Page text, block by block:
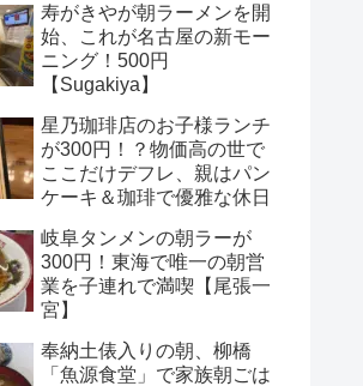
寿がきやが朝ラーメンを開
始、これが名古屋の新モー
ニング！500円
【Sugakiya】
星乃珈琲店のお子様ランチ
が300円！？物価高の世で
ここだけデフレ、親はパン
ケーキ＆珈琲で優雅な休日
岐阜タンメンの朝ラーが
300円！東海で唯一の朝営
業を子連れで満喫【尾張一
宮】
奉納土俵入りの朝、柳橋
「魚源食堂」で家族朝ごは